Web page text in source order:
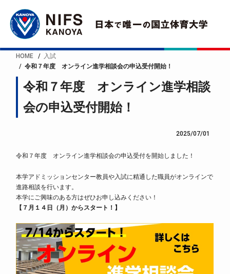
HOME
入試
令和７年度 オンライン進学相談会の申込受付開始！
令和７年度 オンライン進学相談
会の申込受付開始！
2025/07/01
令和７年度 オンライン進学相談会の申込受付を開始しました！
本学アドミッションセンター教員や入試に精通した職員がオンラインで
進路相談を行います。
本学にご興味のある方はぜひお申し込みください！
【７月１４日（月）からスタート！】